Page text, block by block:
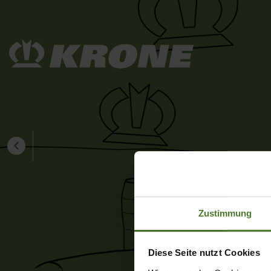
Zustimmung
Diese Seite nutzt Cookies